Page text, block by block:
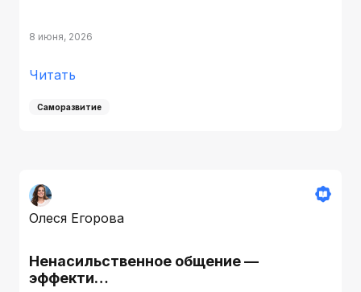
8 июня, 2026
Читать
Саморазвитие
Олеся Егорова
Ненасильственное общение —
эффекти…